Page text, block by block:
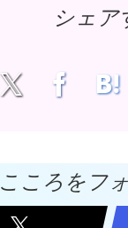
シェア
こころをフ